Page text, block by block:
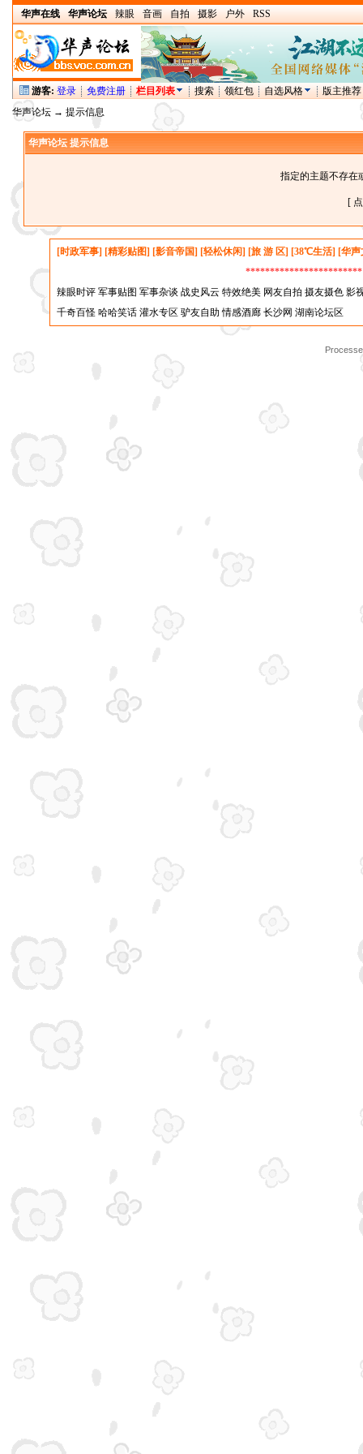
华声在线 华声论坛 辣眼 音画 自拍 摄影 户外 RSS
游客: 登录 免费注册 栏目列表 搜索 领红包 自选风格
版主推荐
华声论坛→ 提示信息
华声论坛 提示信息
指定的主题不存在
[
[时政军事] [精彩贴图] [影音帝国] [轻松休闲] [旅 游 区] [38℃生活] [华
************************
辣眼时评 军事贴图 军事杂谈 战史风云 特效绝美 网友自拍 摄友摄色 影
千奇百怪 哈哈笑话 灌水专区 驴友自助 情感酒廊 长沙网 湖南论坛区